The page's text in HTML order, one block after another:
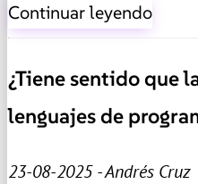
Continuar leyendo
¿Tiene sentido que
lenguajes de
23-08-2025 - Andrés Cruz